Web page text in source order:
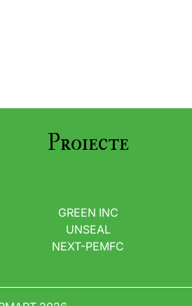
Proiecte
GREEN INC
UNSEAL
NEXT-PEMFC